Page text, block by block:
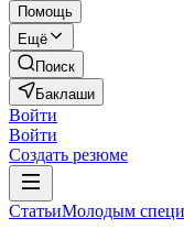
Помощь
Ещё
Поиск
Баклаши
Войти
Войти
Создать резюме
СтатьиМолодым